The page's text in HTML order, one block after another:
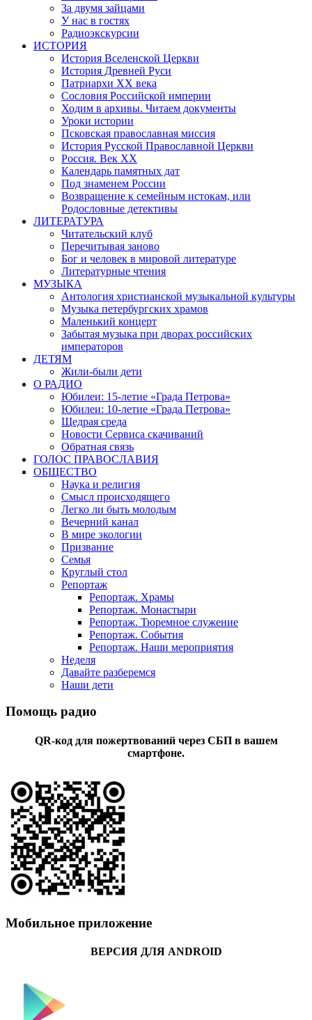
За двумя зайцами
У нас в гостях
Радиоэкскурсии
ИСТОРИЯ
История Вселенской Церкви
История Древней Руси
Патриархи XX века
Сословия Российской империи
Ходим в архивы. Читаем документы
Уроки истории
Псковская православная миссия
История Русской Православной Церкви
Россия. Век ХХ
Календарь памятных дат
Под знаменем России
Возвращение к семейным истокам, или
Родословные детективы
ЛИТЕРАТУРА
Читательский клуб
Перечитывая заново
Бог и человек в мировой литературе
Литературные чтения
МУЗЫКА
Антология христианской музыкальной культуры
Музыка петербургских храмов
Маленький концерт
Забытая музыка при дворах российских
императоров
ДЕТЯМ
Жили-были дети
О РАДИО
Юбилеи: 15-летие «Града Петрова»
Юбилеи: 10-летие «Града Петрова»
Щедрая среда
Новости Сервиса скачиваний
Обратная связь
ГОЛОС ПРАВОСЛАВИЯ
ОБЩЕСТВО
Наука и религия
Смысл происходящего
Легко ли быть молодым
Вечерний канал
В мире экологии
Призвание
Семья
Круглый стол
Репортаж
Репортаж. Храмы
Репортаж. Монастыри
Репортаж. Тюремное служение
Репортаж. События
Репортаж. Наши мероприятия
Неделя
Давайте разберемся
Наши дети
Помощь радио
QR-код для пожертвований через СБП в вашем
смартфоне.
Мобильное приложение
ВЕРСИЯ ДЛЯ ANDROID